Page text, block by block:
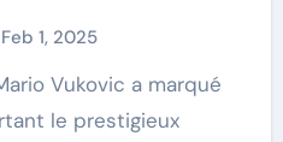
Feb 1, 2025
le prestigieux